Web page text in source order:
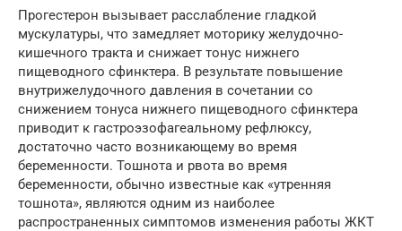
Прогестерон вызывает расслабление гладкой
мускулатуры, что замедляет моторику желудочно-
кишечного тракта и снижает тонус нижнего
пищеводного сфинктера. В результате повышение
внутрижелудочного давления в сочетании со
снижением тонуса нижнего пищеводного сфинктера
приводит к гастроэзофагеальному рефлюксу,
достаточно часто возникающему во время
беременности. Тошнота и рвота во время
беременности, обычно известные как «утренняя
тошнота», являются одним из наиболее
распространенных симптомов изменения работы ЖКТ